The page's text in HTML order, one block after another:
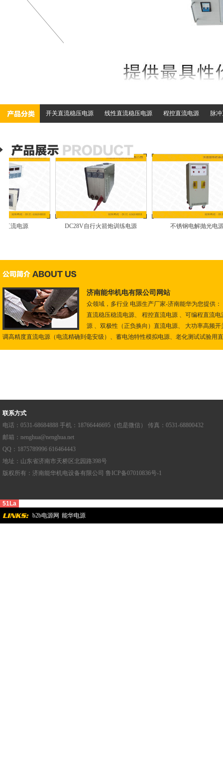
开关直流稳压电源 线性直流稳压电源 程控直流电源 脉
流电源 DC28V自行火箭炮训练电源 不锈钢电解抛光电源
关电源
济南能华机电有限公司网站
众领域，多行业 电源生产厂家-济南能华为您提供
直流稳压稳流电源、 程控直流电源 、可编程直流
源 、双极性（正负换向）直流电源、 大功率高频
调高精度直流电源（电流精确到毫安级）、蓄电池特性模拟电源、老化测试试验用
联系方式
电话：0531-68684888 手机：18766446695（也是微信） 传真：0531-68800432
邮箱：nenghua@nenghua.net
QQ：1875789996 616464443
地址：山东省济南市天桥区北园路398号
版权所有：济南能华机电设备有限公司 鲁ICP备07010836号-1
51La
b2b电源网 能华电源